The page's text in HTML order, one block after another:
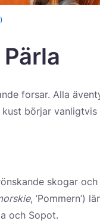
forsar. Alla
kust börjar
skogar
, ’Pommern’)
och Sopot.